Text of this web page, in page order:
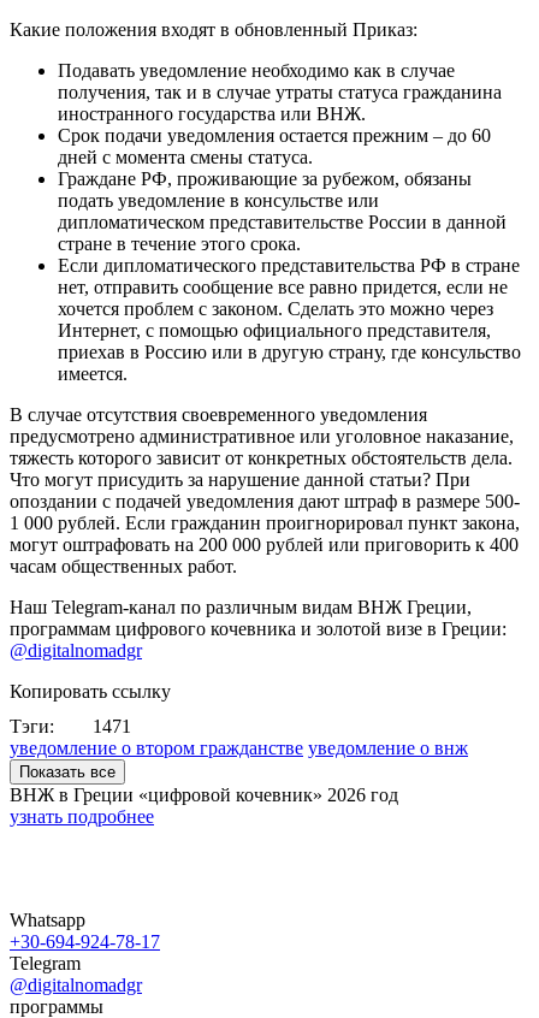
Какие положения входят в обновленный Приказ:
Подавать уведомление необходимо как в случае
получения, так и в случае утраты статуса гражданина
иностранного государства или ВНЖ.
Срок подачи уведомления остается прежним – до 60
дней с момента смены статуса.
Граждане РФ, проживающие за рубежом, обязаны
подать уведомление в консульстве или
дипломатическом представительстве России в данной
стране в течение этого срока.
Если дипломатического представительства РФ в стране
нет, отправить сообщение все равно придется, если не
хочется проблем с законом. Сделать это можно через
Интернет, с помощью официального представителя,
приехав в Россию или в другую страну, где консульство
имеется.
В случае отсутствия своевременного уведомления
предусмотрено административное или уголовное наказание,
тяжесть которого зависит от конкретных обстоятельств дела.
Что могут присудить за нарушение данной статьи? При
опоздании с подачей уведомления дают штраф в размере 500-
1 000 рублей. Если гражданин проигнорировал пункт закона,
могут оштрафовать на 200 000 рублей или приговорить к 400
часам общественных работ.
Наш Telegram-канал по различным видам ВНЖ Греции,
программам цифрового кочевника и золотой визе в Греции:
@digitalnomadgr
Копировать ссылку
Тэги:
1471
уведомление о втором гражданстве уведомление о внж
Показать все
ВНЖ в Греции «цифровой кочевник» 2026 год
узнать подробнее
Whatsapp
+30-694-924-78-17
Telegram
@digitalnomadgr
программы